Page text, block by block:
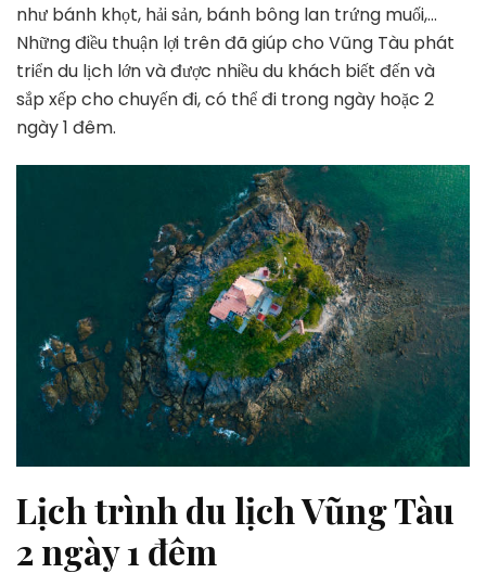
như bánh khọt, hải sản, bánh bông lan trứng muối,…
Những điều thuận lợi trên đã giúp cho Vũng Tàu phát
triển du lịch lớn và được nhiều du khách biết đến và
sắp xếp cho chuyến đi, có thể đi trong ngày hoặc 2
ngày 1 đêm.
Lịch trình du lịch Vũng Tàu
2 ngày 1 đêm